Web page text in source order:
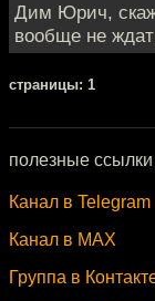
Дим Юрич,
вообще не
cтраницы: 1
полезные ссылки
Канал в Telegram
Канал в MAX
Группа в